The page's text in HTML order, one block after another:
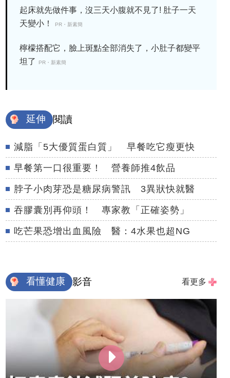
起床就先做件事，沒三天小腹就不見了! 肚子一天
天變小！
PR・新素簡
檸檬搭配它，臉上斑點全部消失了，小肚子都變平
坦了
PR・新素簡
延伸 閱讀
減脂「5大優質蛋白質」 早餐吃它瘦更快
早餐第一口很重要！ 營養師推4飲品
脖子小肉芽恐是糖尿病警訊 3異狀快就醫
吞膠囊別再仰頭！ 專家教「正確姿勢」
吃芒果恐增出血風險 醫：4水果也超NG
看懂健康 影音 看更多